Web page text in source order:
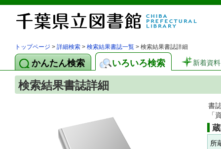
トップページ > 詳細検索 > 検索結果書誌一覧 > 検索結果書誌詳細
かんたん検索 いろいろ検索 新着資料
検索結果書誌詳細
書
「
所